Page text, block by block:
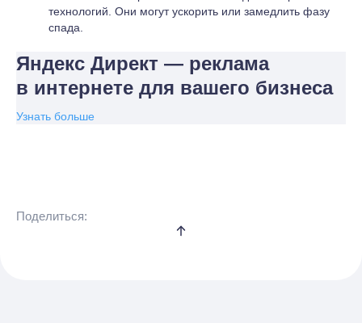
технологий. Они могут ускорить или замедлить фазу
спада.
Яндекс Директ — реклама
в интернете для вашего бизнеса
Узнать больше
Поделиться: